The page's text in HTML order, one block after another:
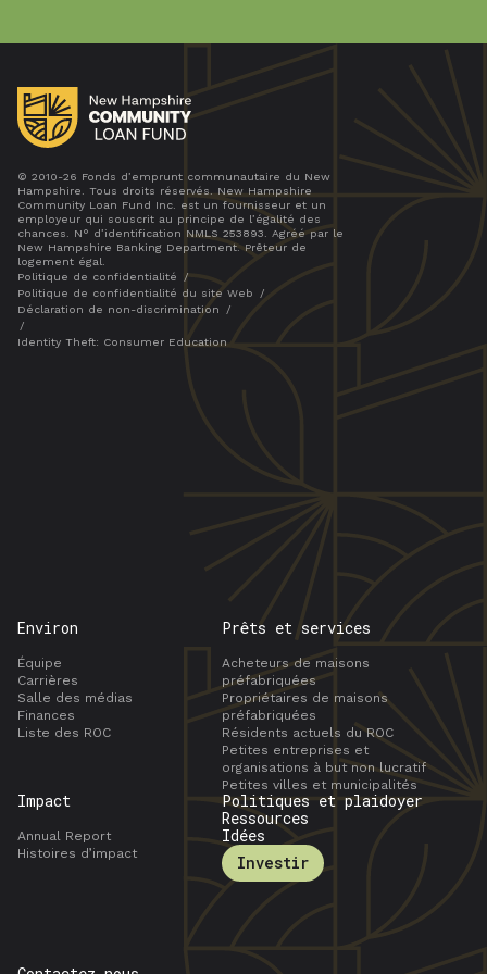
© 2010-26 Fonds d’emprunt communautaire du New
Hampshire. Tous droits réservés. New Hampshire
Community Loan Fund Inc. est un fournisseur et un
employeur qui souscrit au principe de l’égalité des
chances. N° d’identification NMLS 253893. Agréé par le
New Hampshire Banking Department. Prêteur de
logement égal.
Politique de confidentialité
Politique de confidentialité du site Web
Déclaration de non-discrimination
Identity Theft: Consumer Education
Environ
Équipe
Carrières
Salle des médias
Finances
Liste des ROC
Prêts et services
Acheteurs de maisons
préfabriquées
Propriétaires de maisons
préfabriquées
Résidents actuels du ROC
Petites entreprises et
organisations à but non lucratif
Petites villes et municipalités
Impact
Annual Report
Histoires d’impact
Politiques et plaidoyer
Ressources
Idées
Investir